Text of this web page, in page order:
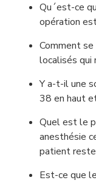
Qu´est-ce
opération
Comment
localisés qui
Y a-t-il une
38 en haut
Quel est le
anesthésie
patient
Est-ce que